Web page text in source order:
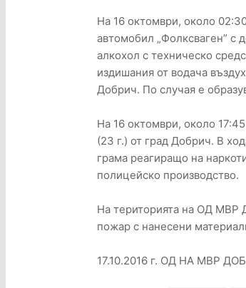
На 16 октомври, около
автомобил „Фолксваген” с
алкохол с техническо
издишания от водача
Добрич. По случая е
На 16 октомври, около
(23 г.) от град Добрич. В
грама реагиращо на
полицейско производство.
На територията на ОД МВР
пожар с нанесени
17.10.2016 г. ОД НА МВР